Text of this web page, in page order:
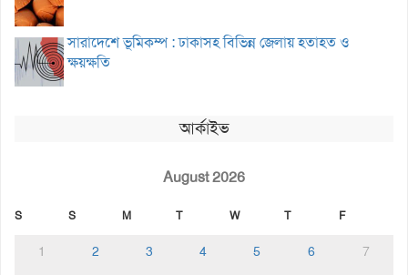
সারাদেশে ভূমিকম্প : ঢাকাসহ বিভিন্ন জেলায় হতাহত ও
ক্ষয়ক্ষতি
আর্কাইভ
August 2026
S S M T W T F
1 2 3 4 5 6
7